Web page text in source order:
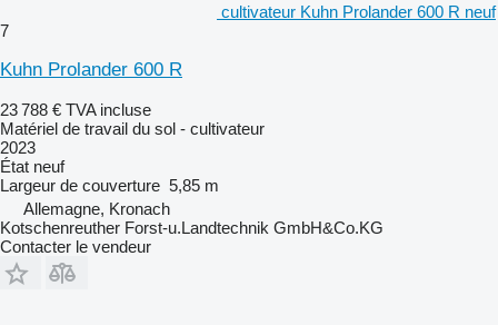
cultivateur Kuhn Prolander 600 R neuf
7
Kuhn Prolander 600 R
23 788 € TVA incluse
Matériel de travail du sol - cultivateur
2023
État neuf
Largeur de couverture 5,85 m
Allemagne, Kronach
Kotschenreuther Forst-u.Landtechnik GmbH&Co.KG
Contacter le vendeur